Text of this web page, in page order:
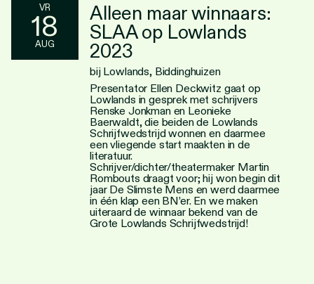
VR
18
AUG
Alleen maar winnaars:
SLAA op Lowlands
2023
bij Lowlands, Biddinghuizen
Presentator Ellen Deckwitz gaat op
Lowlands in gesprek met schrijvers
Renske Jonkman en Leonieke
Baerwaldt, die beiden de Lowlands
Schrijfwedstrijd wonnen en daarmee
een vliegende start maakten in de
literatuur.
Schrijver/dichter/theatermaker Martin
Rombouts draagt voor; hij won begin dit
jaar De Slimste Mens en werd daarmee
in één klap een BN’er. En we maken
uiteraard de winnaar bekend van de
Grote Lowlands Schrijfwedstrijd!